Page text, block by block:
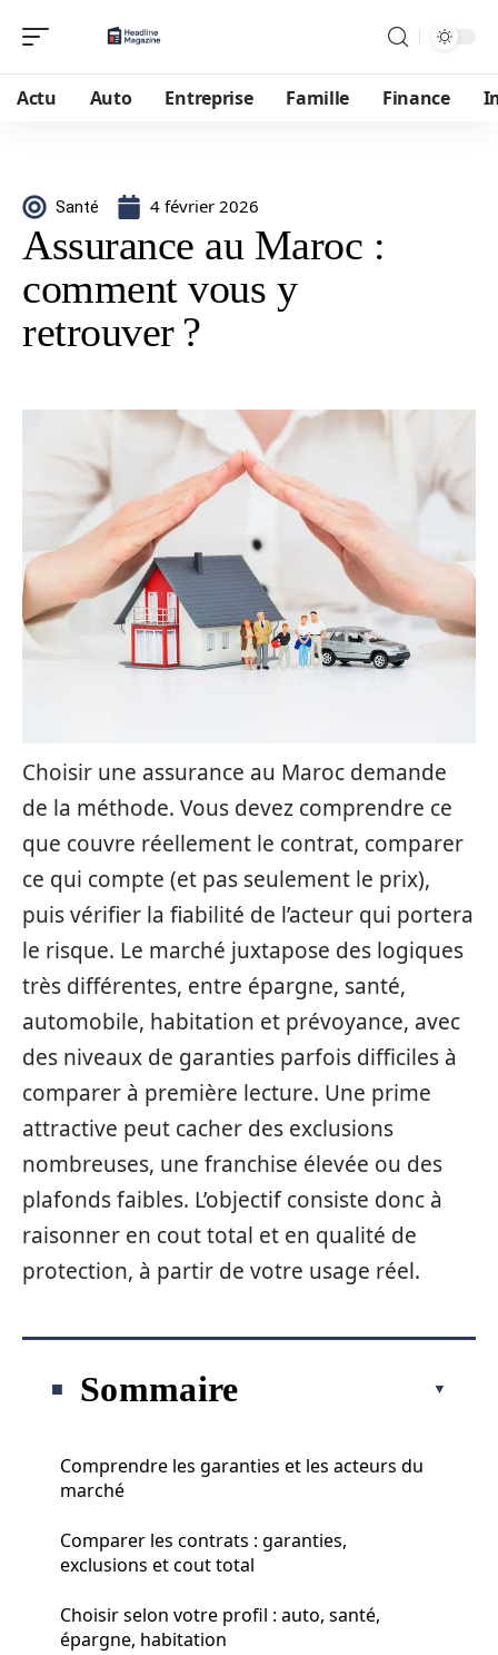
Actu Auto Entreprise Famille Finance
Santé 4 février 2026
Assurance au Maroc :
comment vous y
retrouver ?
Choisir une assurance au Maroc demande
de la méthode. Vous devez comprendre ce
que couvre réellement le contrat, comparer
ce qui compte (et pas seulement le prix),
puis vérifier la fiabilité de l’acteur qui portera
le risque. Le marché juxtapose des logiques
très différentes, entre épargne, santé,
automobile, habitation et prévoyance, avec
des niveaux de garanties parfois difficiles à
comparer à première lecture. Une prime
attractive peut cacher des exclusions
nombreuses, une franchise élevée ou des
plafonds faibles. L’objectif consiste donc à
raisonner en cout total et en qualité de
protection, à partir de votre usage réel.
Sommaire
Comprendre les garanties et les acteurs du
marché
Comparer les contrats : garanties,
exclusions et cout total
Choisir selon votre profil : auto, santé,
épargne, habitation